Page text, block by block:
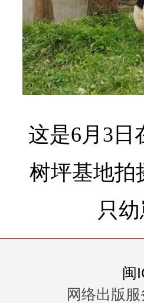
这是6月3日
树坪基地拍
只幼
闽
网络出版